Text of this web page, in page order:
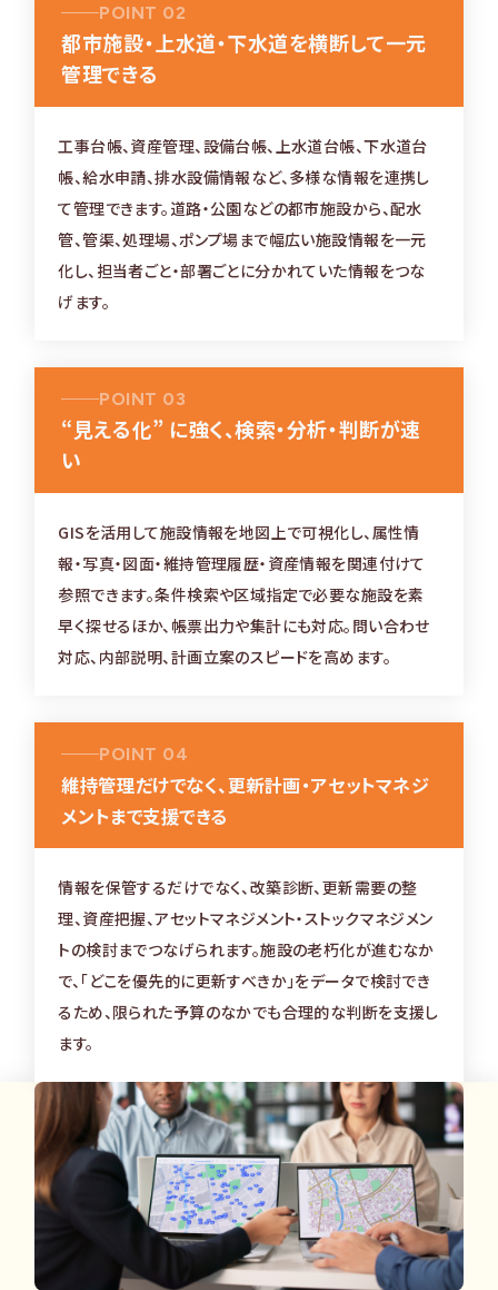
POINT 02
都市施設・上水道・下水道を横断して一元
管理できる
工事台帳、資産管理、設備台帳、上水道台帳、下水道台
帳、給水申請、排水設備情報など、多様な情報を連携し
て管理できます。道路・公園などの都市施設から、配水
管、管渠、処理場、ポンプ場まで幅広い施設情報を一元
化し、担当者ごと・部署ごとに分かれていた情報をつな
げます。
POINT 03
“見える化” に強く、検索・分析・判断が速
い
GISを活用して施設情報を地図上で可視化し、属性情
報・写真・図面・維持管理履歴・資産情報を関連付けて
参照できます。条件検索や区域指定で必要な施設を素
早く探せるほか、帳票出力や集計にも対応。問い合わせ
対応、内部説明、計画立案のスピードを高めます。
POINT 04
維持管理だけでなく、更新計画・アセットマネジ
メントまで支援できる
情報を保管するだけでなく、改築診断、更新需要の整
理、資産把握、アセットマネジメント・ストックマネジメン
トの検討までつなげられます。施設の老朽化が進むなか
で、「どこを優先的に更新すべきか」をデータで検討でき
るため、限られた予算のなかでも合理的な判断を支援し
ます。